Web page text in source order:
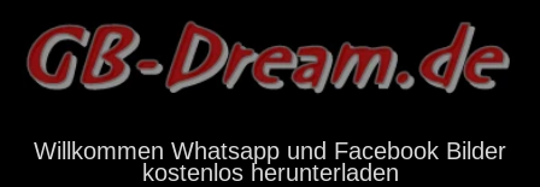
Willkommen Whatsapp und Facebook Bilder
kostenlos herunterladen